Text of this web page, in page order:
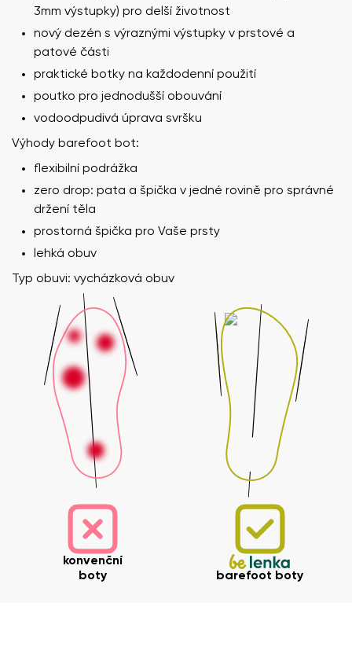
3mm výstupky) pro delší životnost
nový dezén s výraznými výstupky v prstové a
patové části
praktické botky na každodenní použití
poutko pro jednodušší obouvání
vodoodpudivá úprava svršku
Výhody barefoot bot:
flexibilní podrážka
zero drop: pata a špička v jedné rovině pro správné
držení těla
prostorná špička pro Vaše prsty
lehká obuv
Typ obuvi: vycházková obuv
konvenční
boty
barefoot boty